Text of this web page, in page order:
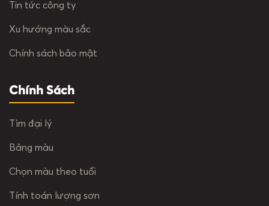
Tin tức công ty
Xu hướng màu sắc
Chính sách bảo mật
Chính Sách
Tìm đại lý
Bảng màu
Chọn màu theo tuổi
Tính toán lượng sơn